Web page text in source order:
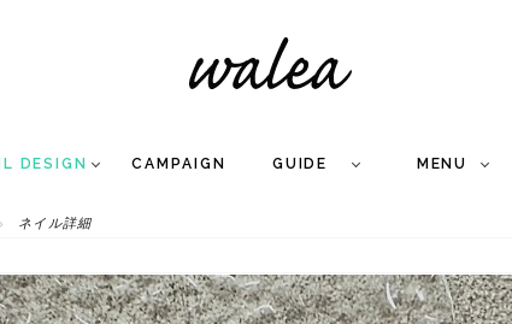
DESIGN CAMPAIGN GUIDE
Q&A
GEL NAIL
MENU
WEDDING NAIL
ネイル詳細